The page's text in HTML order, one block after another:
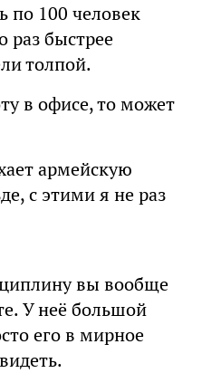
по 100 человек
раз быстрее
толпой.
в офисе, то может
армейскую
с этими я не раз
вы вообще
У неё большой
его в мирное